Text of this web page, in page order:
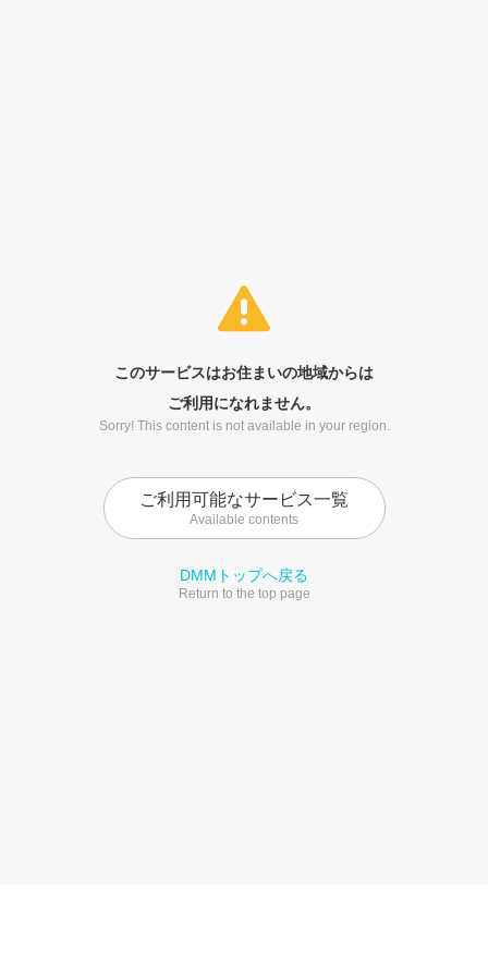
このサービスはお住まいの地域からは
ご利用になれません。
Sorry! This content is not available in your region.
ご利用可能なサービス一覧
Available contents
DMMトップへ戻る
Return to the top page